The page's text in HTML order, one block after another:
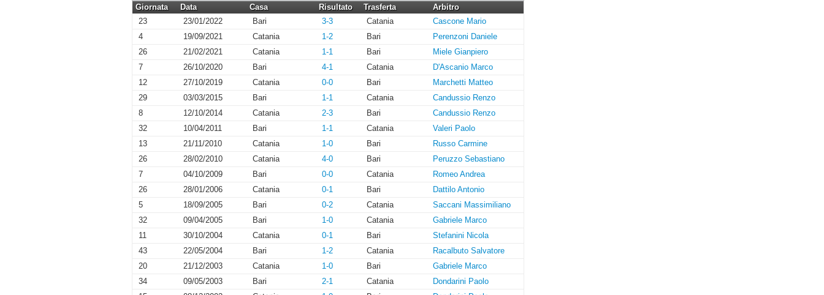
Giornata Data Casa Risultato Trasferta
Arbitro
23
23/01/2022 Bari 3-3 Catania
Cascone Mario
4
19/09/2021 Catania 1-2 Bari
Perenzoni Daniele
26
21/02/2021 Catania 1-1 Bari
Miele Gianpiero
7
26/10/2020 Bari 4-1 Catania
D'Ascanio Marco
12
27/10/2019 Catania 0-0 Bari
Marchetti Matteo
29
03/03/2015 Bari 1-1 Catania
Candussio Renzo
8
12/10/2014 Catania 2-3 Bari
Candussio Renzo
32
10/04/2011 Bari 1-1 Catania
Valeri Paolo
13
21/11/2010 Catania 1-0 Bari
Russo Carmine
26
28/02/2010 Catania 4-0 Bari
Peruzzo Sebastiano
7
04/10/2009 Bari 0-0 Catania
Romeo Andrea
26
28/01/2006 Catania 0-1 Bari
Dattilo Antonio
5
18/09/2005 Bari 0-2 Catania
Saccani Massimiliano
32
09/04/2005 Bari 1-0 Catania
Gabriele Marco
11
30/10/2004 Catania 0-1 Bari
Stefanini Nicola
43
22/05/2004 Bari 1-2 Catania
Racalbuto Salvatore
20
21/12/2003 Catania 1-0 Bari
Gabriele Marco
34
09/05/2003 Bari 2-1 Catania
Dondarini Paolo